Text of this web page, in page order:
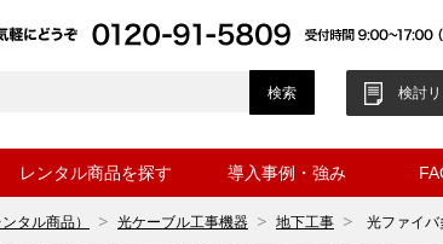
検討リ
レンタル商品を探す 導入事例・強み
タル商品） 光ケーブル工事機器 地下工事 光ファイ